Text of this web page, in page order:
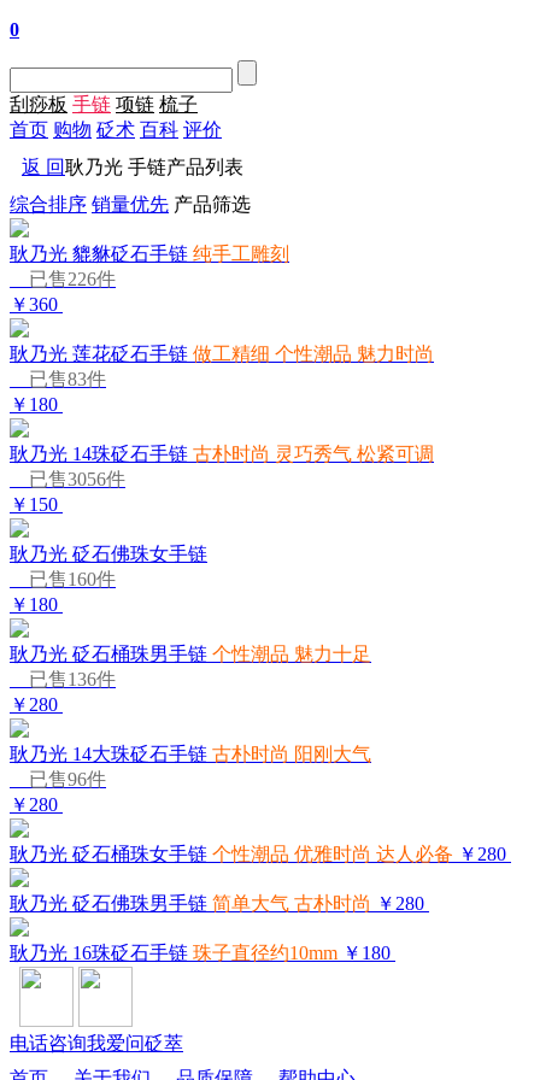
0
刮痧板 手链 项链 梳子
首页 购物 砭术 百科 评价
返 回耿乃光 手链产品列表
综合排序 销量优先 产品筛选
耿乃光 貔貅砭石手链 纯手工雕刻
已售226件
￥360
耿乃光 莲花砭石手链 做工精细 个性潮品 魅力时尚
已售83件
￥180
耿乃光 14珠砭石手链 古朴时尚 灵巧秀气 松紧可调
已售3056件
￥150
耿乃光 砭石佛珠女手链
已售160件
￥180
耿乃光 砭石桶珠男手链 个性潮品 魅力十足
已售136件
￥280
耿乃光 14大珠砭石手链 古朴时尚 阳刚大气
已售96件
￥280
耿乃光 砭石桶珠女手链 个性潮品 优雅时尚 达人必备 ￥280
耿乃光 砭石佛珠男手链 简单大气 古朴时尚 ￥280
耿乃光 16珠砭石手链 珠子直径约10mm ￥180
电话咨询我爱问砭萃